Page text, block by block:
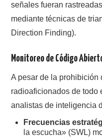
señales fueran
mediante técnicas de
Direction Finding).
Monitoreo de Código
A pesar de la prohibición
radioaficionados de todo
analistas de inteligencia
Frecuencias
la escucha» (SWL)